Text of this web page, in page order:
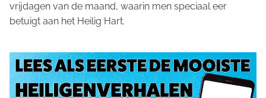
vrijdagen van de maand, waarin men speciaal eer
betuigt aan het Heilig Hart.